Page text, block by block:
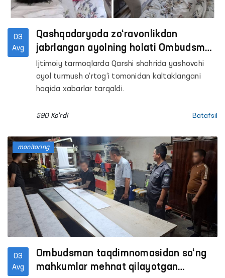
03
Avg
Qashqadaryoda zo‘ravonlikdan
jabrlangan ayolning holati Ombudsman
tomonidan o‘rganildi
Ijtimoiy tarmoqlarda Qarshi shahrida yashovchi
ayol turmush o‘rtog‘i tomonidan kaltaklangani
haqida xabarlar tarqaldi.
590 Ko'rdi Batafsil
03
Avg
Ombudsman taqdimnomasidan so‘ng
mahkumlar mehnat qilayotgan
monitoring